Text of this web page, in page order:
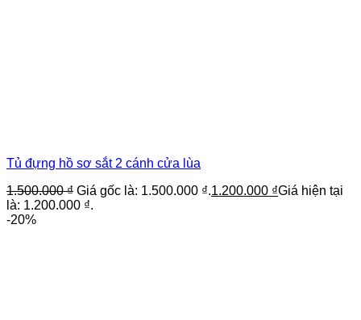
Tủ đựng hồ sơ sắt 2 cánh cửa lùa
1.500.000₫ Giá gốc là: 1.500.000 ₫.1.200.000 ₫Giá hiện tại
là: 1.200.000 ₫.
-20%